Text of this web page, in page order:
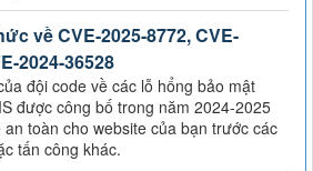
về CVE-2025-8772, CVE-
2024-36528
đội code về các lỗ hổng bảo mật
được công bố trong năm 2024-2025
toàn cho website của bạn trước các
tấn công khác.